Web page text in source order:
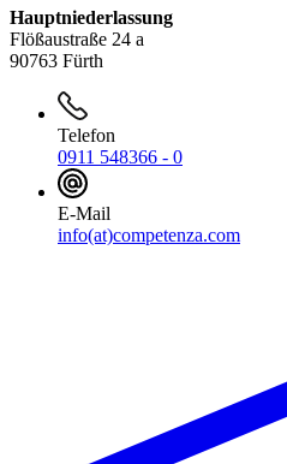
Hauptniederlassung
Flößaustraße 24 a
90763 Fürth
Telefon
0911 548366 - 0
E-Mail
info(at)competenza.com